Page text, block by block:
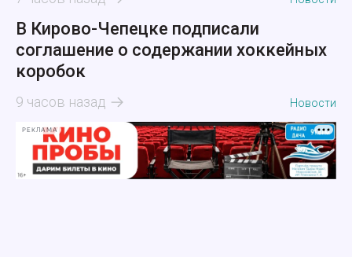
В Кирово-Чепецке подписали
соглашение о содержании хоккейных
коробок
9 часов назад Новости
РЕКЛАМА